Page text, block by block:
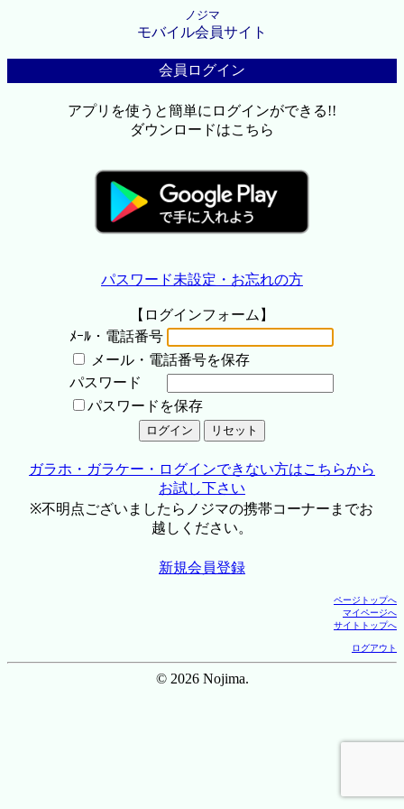
ノジマ
モバイル会員サイト
会員ログイン
アプリを使うと簡単にログインができる!!
ダウンロードはこちら
パスワード未設定・お忘れの方
【ログインフォーム】
ﾒｰﾙ・電話番号
メール・電話番号を保存
パスワード
パスワードを保存
ガラホ・ガラケー・ログインできない方はこちらから
お試し下さい
※不明点ございましたらノジマの携帯コーナーまでお
越しください。
新規会員登録
ページトップへ
マイページへ
サイトトップへ
ログアウト
© 2026 Nojima.